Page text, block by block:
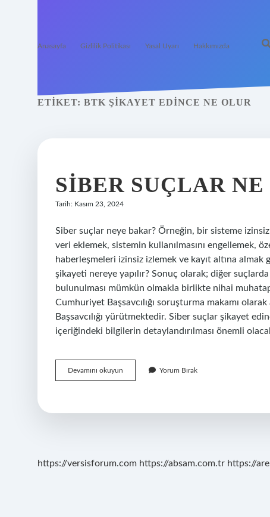
Anasayfa Gizlilik Politikası Yasal Uyarı Hakkımızda
ETIKET: BTK ŞIKAYET EDINCE NE OLUR
SIBER SUÇLAR
Tarih: Kasım 23, 2024
Siber suçlar neye bakar? Örneğin, bir sisteme
veri eklemek, sistemin kullanılmasını engellemek,
haberleşmeleri izinsiz izlemek ve kayıt altına
şikayeti nereye yapılır? Sonuç olarak; diğer
bulunulması mümkün olmakla birlikte nihai
Cumhuriyet Başsavcılığı soruşturma makamı
Başsavcılığı yürütmektedir. Siber suçlar şikayet
içeriğindeki bilgilerin detaylandırılması önemli
Devamını okuyun
Suçlar
Ilgilenir
Yorum Bırak
https://versisforum.com https://absam.com.tr https://